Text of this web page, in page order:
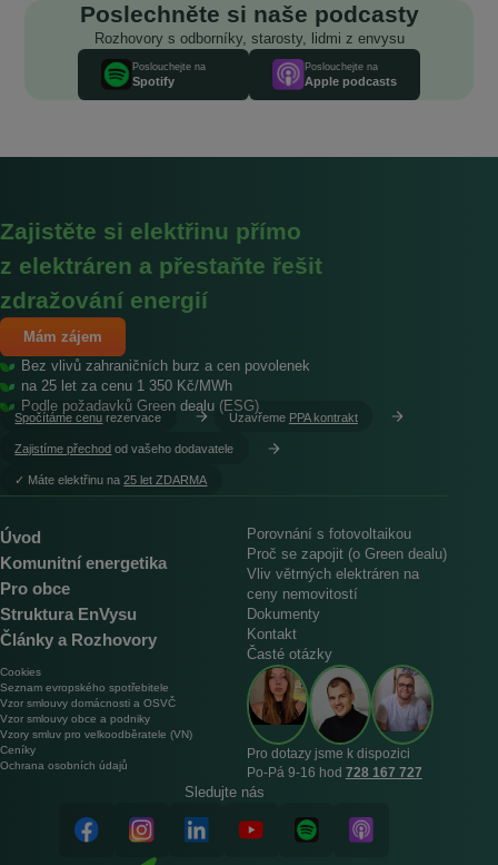
Poslechněte si naše podcasty
Rozhovory s odborníky, starosty, lidmi z envysu
Poslouchejte na
Spotify
Poslouchejte na
Apple podcasts
Zajistěte si elektřinu přímo
z elektráren a přestaňte řešit
zdražování energií
Mám zájem
Bez vlivů zahraničních burz a cen povolenek
na 25 let za cenu 1 350 Kč/MWh
Podle požadavků Green dealu (ESG)
Spočítáme cenu rezervace Uzavřeme PPA kontrakt
Zajistíme přechod od vašeho dodavatele
︎✓ Máte elektřinu na25 let ZDARMA
Úvod
Komunitní energetika
Pro obce
Struktura EnVysu
Články a Rozhovory
Porovnání s fotovoltaikou
Proč se zapojit (o Green dealu)
Vliv větrných elektráren na
ceny nemovitostí
Dokumenty
Kontakt
Časté otázky
Cookies
Seznam evropského spotřebitele
Vzor smlouvy domácnosti a OSVČ
Vzor smlouvy obce a podniky
Vzory smluv pro velkoodběratele (VN)
Ceníky
Ochrana osobních údajů
Pro dotazy jsme k dispozici
Po‑Pá 9‑16 hod 728 167 727
Sledujte nás